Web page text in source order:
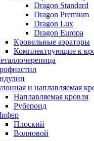
Dragon Standard
Dragon Premium
Dragon Lux
Dragon Europa
Кровельные аэраторы
Комплектрующие к
и наплавляемая
Наплавляемая кровля
Рубероид
Плоский
Волновой